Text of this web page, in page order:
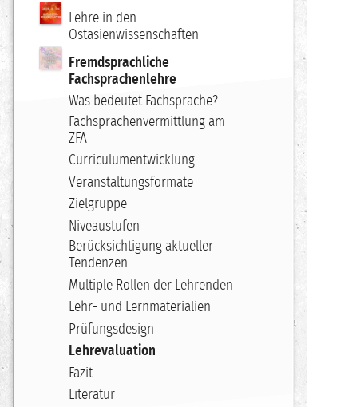
Lehre in den
Ostasienwissenschaften
Fremdsprachliche
Fachsprachenlehre
Was bedeutet Fachsprache?
Fachsprachenvermittlung am
ZFA
Curriculumentwicklung
Veranstaltungsformate
Zielgruppe
Niveaustufen
Berücksichtigung aktueller
Tendenzen
Multiple Rollen der Lehrenden
Lehr- und Lernmaterialien
Prüfungsdesign
Lehrevaluation
Fazit
Literatur